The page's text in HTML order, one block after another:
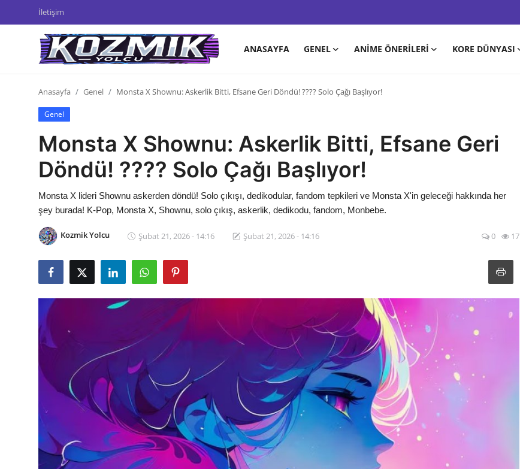
İletişim
ANASAYFA GENEL ANIME ÖNERILERI KORE DÜNYASI
Anime Önerileri
Kore Dünyası
Anime Karakterleri
Dizi & Film
Testler
Anasayfa Genel Monsta X Shownu: Askerlik Bitti, Efsane Geri Döndü! ???? Solo Çağı Başlıyor!
Genel
Monsta X Shownu: Askerlik Bitti, Efsane Geri
Döndü! ???? Solo Çağı Başlıyor!
Monsta X lideri Shownu askerden döndü! Solo çıkışı, dedikodular, fandom tepkileri ve Monsta X'in geleceği hakkında her
şey burada! K-Pop, Monsta X, Shownu, solo çıkış, askerlik, dedikodu, fandom, Monbebe.
Kozmik Yolcu Şubat 21, 2026 - 14:16 Şubat 21, 2026 - 14:16 0 17